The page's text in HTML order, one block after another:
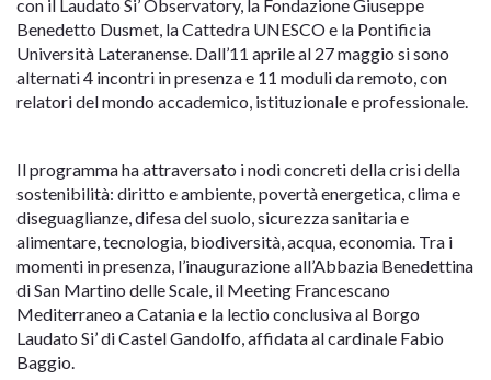
con il Laudato Si’ Observatory, la Fondazione Giuseppe
Benedetto Dusmet, la Cattedra UNESCO e la Pontificia
Università Lateranense. Dall’11 aprile al 27 maggio si sono
alternati 4 incontri in presenza e 11 moduli da remoto, con
relatori del mondo accademico, istituzionale e professionale.
Il programma ha attraversato i nodi concreti della crisi della
sostenibilità: diritto e ambiente, povertà energetica, clima e
diseguaglianze, difesa del suolo, sicurezza sanitaria e
alimentare, tecnologia, biodiversità, acqua, economia. Tra i
momenti in presenza, l’inaugurazione all’Abbazia Benedettina
di San Martino delle Scale, il Meeting Francescano
Mediterraneo a Catania e la lectio conclusiva al Borgo
Laudato Si’ di Castel Gandolfo, affidata al cardinale Fabio
Baggio.